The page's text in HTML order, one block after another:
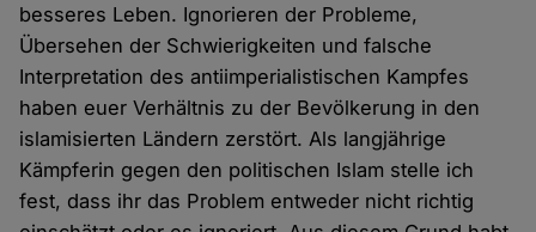
besseres Leben. Ignorieren der Probleme,
Übersehen der Schwierigkeiten und falsche
Interpretation des antiimperialistischen Kampfes
haben euer Verhältnis zu der Bevölkerung in den
islamisierten Ländern zerstört. Als langjährige
Kämpferin gegen den politischen Islam stelle ich
fest, dass ihr das Problem entweder nicht richtig